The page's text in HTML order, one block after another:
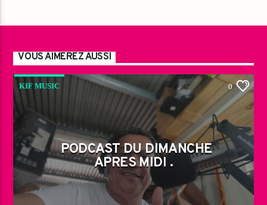
VOUS AIMEREZ AUSSI
KIF MUSIC 0
PODCAST DU DIMANCHE
APRES MIDI .